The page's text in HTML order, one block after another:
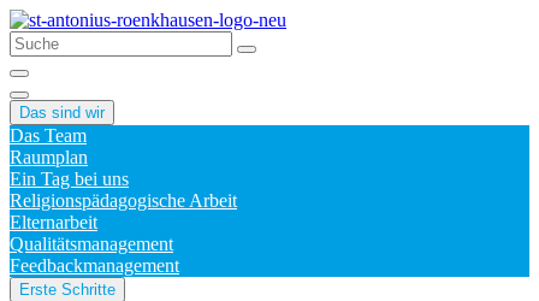
Das sind wir
Das Team
Raumplan
Ein Tag bei uns
Religionspädagogische Arbeit
Elternarbeit
Qualitätsmanagement
Feedbackmanagement
Erste Schritte